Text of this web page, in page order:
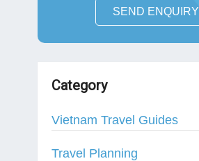
SEND ENQUIRY
Category
Vietnam Travel Guides
Travel Planning